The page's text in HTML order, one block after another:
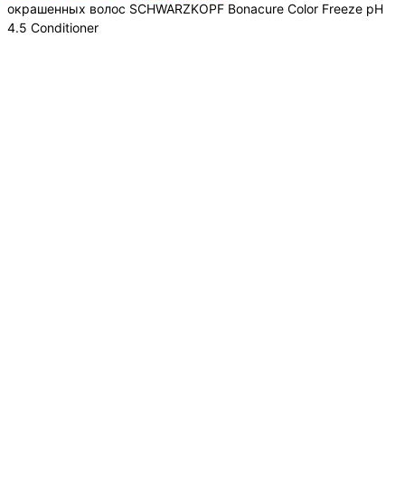
окрашенных волос SCHWARZKOPF Bonacure Color Freeze pH
4.5 Conditioner